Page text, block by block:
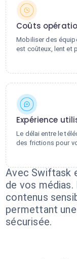
Coûts
Mobiliser des
est coûteux, lent et
Expérience
Le délai entre le
des frictions pour
Avec Swiftask
de vos
contenus
permettant
sécurisée.